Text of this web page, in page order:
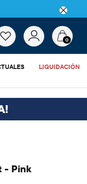
a medida que
0
LIQUIDACIÓN
- Pink